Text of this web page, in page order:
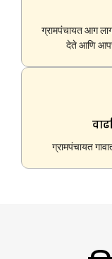
ग्रामपंचायत आग
देते आणि
ग्रामपंचायत